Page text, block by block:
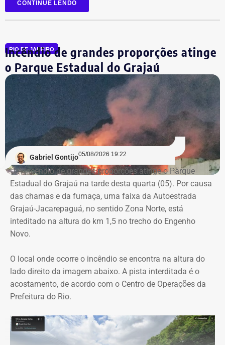
Declaração de bens de Vinícius Cozzolino em 2022 — Foto:
Reprodução/Divulgacand
planejamento
auditores está a concentração de funções incompatíveis
dentro do processo de contratação. Conforme o relatório,
os mesmos agentes públicos participaram das etapas de
planejamento, julgamento e fiscalização do contrato,
comprometendo a segregação de funções.
A auditoria também aponta indícios de restrição à
competitividade da licitação, observados pela baixa
variação entre as propostas apresentadas pelas
empresas concorrentes, além de falhas na elaboração do
termo de referência.
Outro ponto que chamou a atenção dos técnicos foi a
ausência de critérios objetivos para justificar a
contratação da equipe prevista. Em uma das fases do
projeto, o contrato estimava a atuação de 76
superior a R$ 28 mil. Em alguns casos, como o de
consultores especializados, os valores chegavam a quase
R$ 75 mil por profissional, sem que houvesse justificativa
técnica para esse dimensionamento.
Serviços pagos teriam reaproveitado
CONTINUE LENDO
RIO DE JANEIRO
Incêndio de grandes proporções atinge
o Parque Estadual do Grajaú
Gabriel Gontijo05/08/2026 19:22
Um incêndio de grandes proporções atinge o Parque
Estadual do Grajaú na tarde desta quarta (05). Por causa
das chamas e da fumaça, uma faixa da Autoestrada
Grajaú-Jacarepaguá, no sentido Zona Norte, está
inteditado na altura do km 1,5 no trecho do Engenho
Novo.
O local onde ocorre o incêndio se encontra na altura do
lado direito da imagem abaixo. A pista interditada é o
acostamento, de acordo com o Centro de Operações da
Prefeitura do Rio.